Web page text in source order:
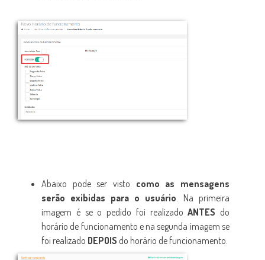
Abaixo pode ser visto como as mensagens
serão exibidas para o usuário. Na primeira
imagem é se o pedido foi realizadoANTES do
horário de funcionamento e na segunda imagem se
foi realizado DEPOIS do horário de funcionamento.